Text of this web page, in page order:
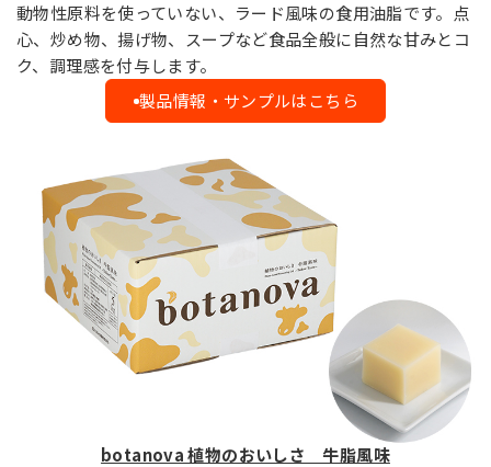
動物性原料を使っていない、ラード風味の食用油脂です。点
心、炒め物、揚げ物、スープなど食品全般に自然な甘みとコ
ク、調理感を付与します。
製品情報・サンプルはこちら
botanova 植物のおいしさ 牛脂風味